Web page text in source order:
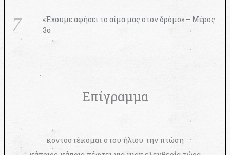
«Έχουμε αφήσει το αίμα μας στον δρόμο» – Μέρος
3ο
Επίγραμμα
κοντοστέκομαι στου ήλιου την πτώση